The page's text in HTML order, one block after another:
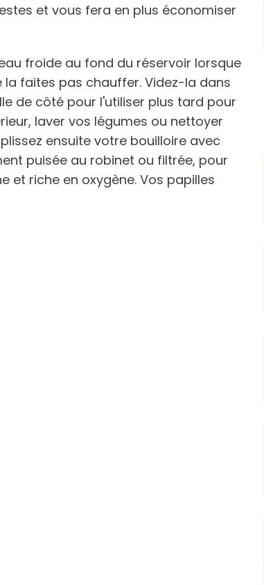
et vous fera en plus économiser
froide au fond du réservoir lorsque
la faites pas chauffer. Videz-la dans
de côté pour l'utiliser plus tard pour
laver vos légumes ou nettoyer
ensuite votre bouilloire avec
puisée au robinet ou filtrée, pour
et riche en oxygène. Vos papilles